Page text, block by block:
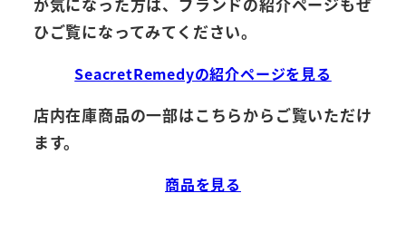
ひご覧になってみてください。
SeacretRemedyの紹介ページを見る
店内在庫商品の一部はこちらからご覧いただけ
ます。
商品を見る